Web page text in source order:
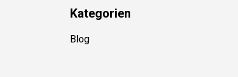
Kategorien
Blog